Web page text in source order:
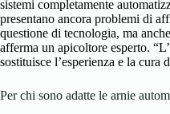
sistemi completamente
presentano ancora problemi di
questione di tecnologia, ma
afferma un apicoltore esperto.
sostituisce l’esperienza e la cura
Per chi sono adatte le arnie